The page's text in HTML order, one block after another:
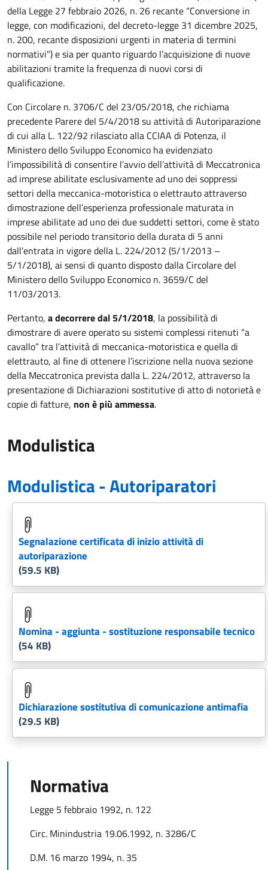
della Legge 27 febbraio 2026, n. 26 recante “Conversione in
legge, con modificazioni, del decreto-legge 31 dicembre 2025,
n. 200, recante disposizioni urgenti in materia di termini
normativi") e sia per quanto riguardo l’acquisizione di nuove
abilitazioni tramite la frequenza di nuovi corsi di
qualificazione.
Con Circolare n. 3706/C del 23/05/2018, che richiama
precedente Parere del 5/4/2018 su attività di Autoriparazione
di cui alla L. 122/92 rilasciato alla CCIAA di Potenza, il
Ministero dello Sviluppo Economico ha evidenziato
l’impossibilità di consentire l’avvio dell’attività di Meccatronica
ad imprese abilitate esclusivamente ad uno dei soppressi
settori della meccanica-motoristica o elettrauto attraverso
dimostrazione dell’esperienza professionale maturata in
imprese abilitate ad uno dei due suddetti settori, come è stato
possibile nel periodo transitorio della durata di 5 anni
dall’entrata in vigore della L. 224/2012 (5/1/2013 –
5/1/2018), ai sensi di quanto disposto dalla Circolare del
Ministero dello Sviluppo Economico n. 3659/C del
11/03/2013.
Pertanto, a decorrere dal 5/1/2018, la possibilità di
dimostrare di avere operato su sistemi complessi ritenuti “a
cavallo” tra l’attività di meccanica-motoristica e quella di
elettrauto, al fine di ottenere l’iscrizione nella nuova sezione
della Meccatronica prevista dalla L. 224/2012, attraverso la
presentazione di Dichiarazioni sostitutive di atto di notorietà e
copie di fatture, non è più ammessa.
Modulistica
Modulistica - Autoriparatori
Segnalazione certificata di inizio attività di
autoriparazione
(59.5 KB)
Nomina - aggiunta - sostituzione responsabile tecnico
(54 KB)
Dichiarazione sostitutiva di comunicazione antimafia
(29.5 KB)
Normativa
Legge 5 febbraio 1992, n. 122
Circ. Minindustria 19.06.1992, n. 3286/C
D.M. 16 marzo 1994, n. 35